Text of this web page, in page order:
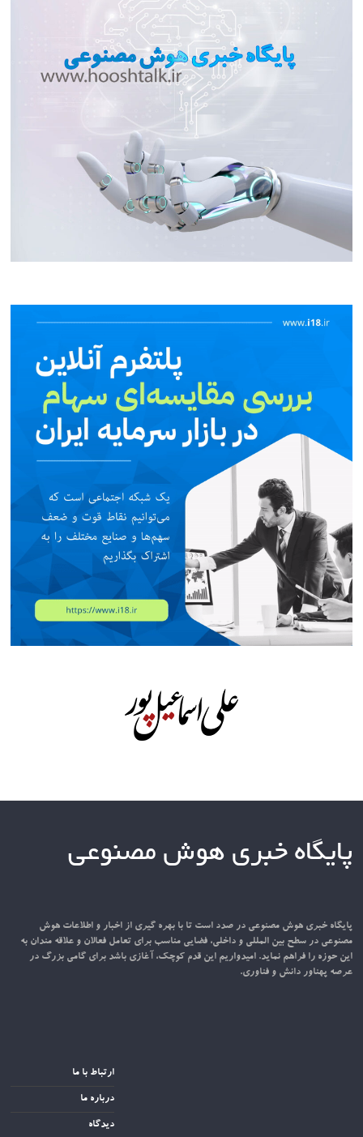
پایگاه خبری هوش مصنوعی
پایگاه خبری هوش مصنوعی در صدد است تا با بهره گیری از اخبار و اطلاعات هوش
مصنوعی در سطح بین المللی و داخلی، فضایی مناسب برای تعامل فعالان و علاقه مندان به
این حوزه را فراهم نماید. امیدواریم این قدم کوچک، آغازی باشد برای گامی بزرگ در
عرصه پهناور دانش و فناوری.
ارتباط با ما
درباره ما
دیدگاه